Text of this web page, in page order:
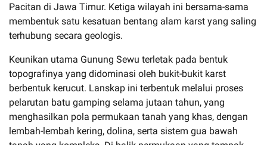
Pacitan di Jawa Timur. Ketiga wilayah ini bersama-sama
membentuk satu kesatuan bentang alam karst yang saling
terhubung secara geologis.
Keunikan utama Gunung Sewu terletak pada bentuk
topografinya yang didominasi oleh bukit-bukit karst
berbentuk kerucut. Lanskap ini terbentuk melalui proses
pelarutan batu gamping selama jutaan tahun, yang
menghasilkan pola permukaan tanah yang khas, dengan
lembah-lembah kering, dolina, serta sistem gua bawah